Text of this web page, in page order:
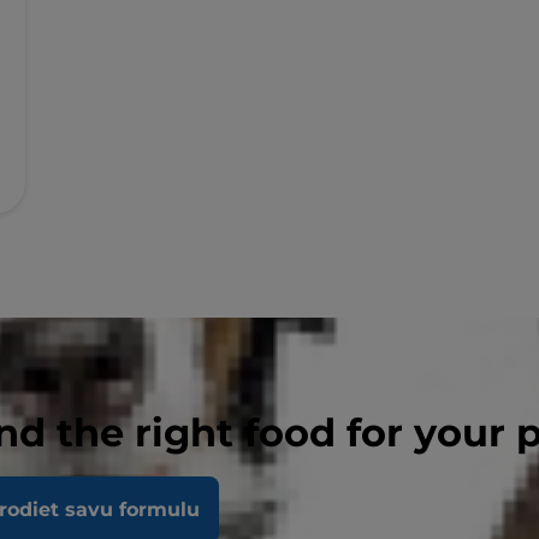
the right food for your
savu formulu
gardumi